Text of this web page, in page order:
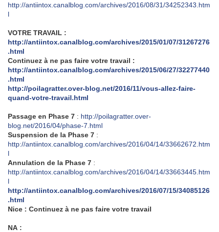
http://antiintox.canalblog.com/archives/2016/08/31/34252343.htm
l
VOTRE TRAVAIL :
http://antiintox.canalblog.com/archives/2015/01/07/31267276
.html
Continuez à ne pas faire votre travail :
http://antiintox.canalblog.com/archives/2015/06/27/32277440
.html
http://poilagratter.over-blog.net/2016/11/vous-allez-faire-
quand-votre-travail.html
Passage en Phase 7 : http://poilagratter.over-
blog.net/2016/04/phase-7.html
Suspension de la Phase 7 :
http://antiintox.canalblog.com/archives/2016/04/14/33662672.htm
l
Annulation de la Phase 7 :
http://antiintox.canalblog.com/archives/2016/04/14/33663445.htm
l
http://antiintox.canalblog.com/archives/2016/07/15/34085126
.html
Nice : Continuez à ne pas faire votre travail
NA :